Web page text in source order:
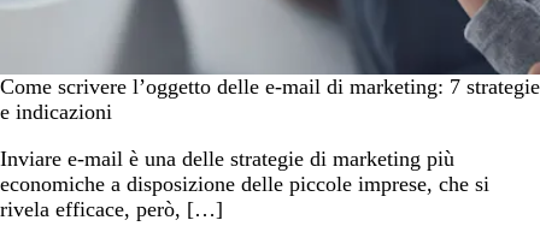
Come scrivere l’oggetto delle e-mail di marketing: 7 strategie
e indicazioni
Inviare e-mail è una delle strategie di marketing più
economiche a disposizione delle piccole imprese, che si
rivela efficace, però, […]